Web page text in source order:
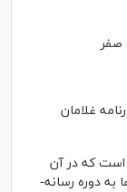
صفر
غلامان
است که در آن
دوره رسانه-